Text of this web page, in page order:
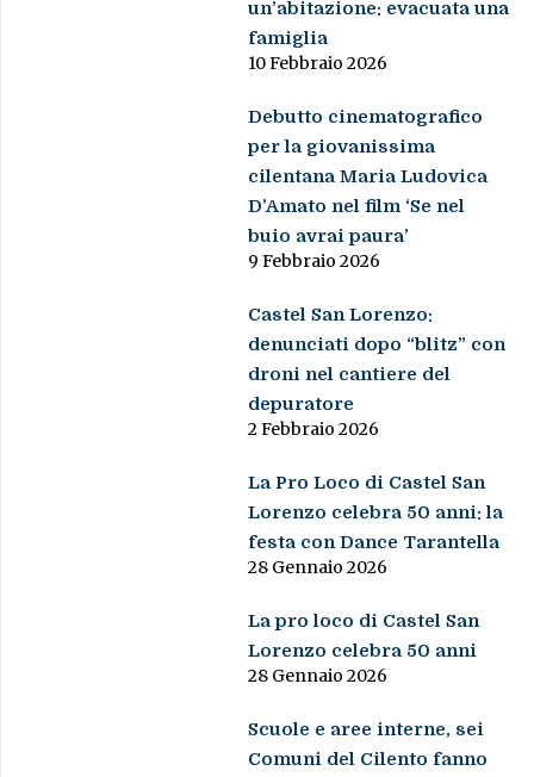
un’abitazione: evacuata una
famiglia
10 Febbraio 2026
Debutto cinematografico
per la giovanissima
cilentana Maria Ludovica
D’Amato nel film ‘Se nel
buio avrai paura’
9 Febbraio 2026
Castel San Lorenzo:
denunciati dopo “blitz” con
droni nel cantiere del
depuratore
2 Febbraio 2026
La Pro Loco di Castel San
Lorenzo celebra 50 anni: la
festa con Dance Tarantella
28 Gennaio 2026
La pro loco di Castel San
Lorenzo celebra 50 anni
28 Gennaio 2026
Scuole e aree interne, sei
Comuni del Cilento fanno